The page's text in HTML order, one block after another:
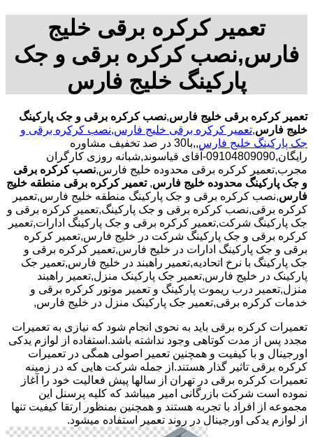
تعمیر کرکره برقی خلیج
فارس,نصب کرکره برقی و جک
پارکینگ خلیج فارس
تعمیر کرکره برقی خلیج فارس,نصب کرکره برقی و جک پارکینگ
خلیج فارس,تعمیر کرکره برقی خلیج فارس,نصب کرکره برقی و
جک پارکینگ خلیج فارس
,,با30 در صد تخفیف مشاوره
رایگان,09104809090-آقای قیاسوند,شبانه روزی کارگران
مجرب,تعمیر کرکره برقی محدوده خلیج فارس,نصب کرکره برقی
و جک پارکینگ محدوده خلیج فارس, تعمیر کرکره برقی منطقه خلیج
فارس,نصب کرکره برقی و جک پارکینگ منطقه خلیج فارس,تعمیر
کرکره برقی,نصب کرکره برقی و جک پارکینگ,تعمیر کرکره برقی و
جک پارکینگ شرکت,تعمیر کرکره برقی و جک پارکینگ ادارات,تعمیر
کرکره برقی و جک پارکینگ شرکت در خلیج فارس,تعمیر کرکره
برقی و جک پارکینگ ادارات در خلیج فارس,تعمیر کرکره برقی و
جک پارکینگ با نرخ اتحادیه,تعمیر راهبند در خلیج فارس,تعمیر جک
پارکینک در خلیج فارس,تعمیر جک پارکینک منزل,تعمیر راهبند
منزل,تعمیر درب ریموت پارکینگ و تعمیر موتور کرکره برقی و
خدمات کرکره برقی,تعمیر جک پارکینک منزل در خلیج فارس,
تعمیرات کرکره برقی باید به نحوی انجام شود که نیازی به تعمیرات
مجدد پس از مدت کوتاهی وجود نداشته باشد.استفاده از لوازم یدکی
اورجینال و با کیفیت و همچنین تعمیر اصولی همگی در تعمیرات
کرکره برقی تاثیر گذار هستند.از جمله شرکت هایی که در زمینه
تعمیرات کرکره برقی در تهران از سالها پیش فعالیت خود را آغاز
نموده است شرکت بازرگانی امیر میباشد که کلیه پرسنل این
مجموعه از افراد با تجربه هستند و همچنین بمنظور ارتقا کیفیت تنها
از لوازم یدکی اورجینال در روند تعمیر استفاده میشود.